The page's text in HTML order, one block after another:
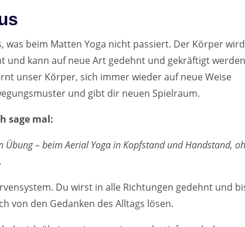
was beim Matten Yoga nicht passiert. Der Körper
und kann auf neue Art gedehnt und gekräftigt
unser Körper, sich immer wieder auf neue Weise
und gibt dir neuen Spielraum.
sage mal:
Übung – beim Aerial Yoga in Kopfstand und Handstand,
Du wirst in alle Richtungen gedehnt und
von den Gedanken des Alltags lösen.